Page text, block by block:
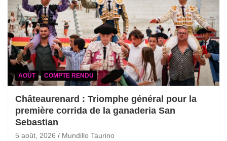
AOÛT COMPTE RENDU
Châteaurenard : Triomphe général pour la
première corrida de la ganaderia San
Sebastian
5 août, 2026 Mundillo Taurino